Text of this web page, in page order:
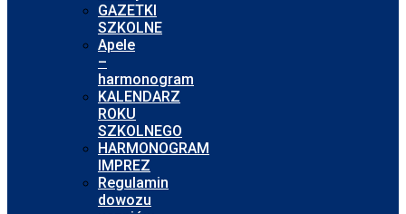
GAZETKI
SZKOLNE
Apele
–
harmonogram
KALENDARZ
ROKU
SZKOLNEGO
HARMONOGRAM
IMPREZ
Regulamin
dowozu